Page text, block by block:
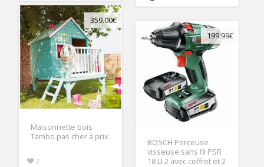
359.00€
Maisonnette bois
Tambo pas cher à prix
2
199.99€
BOSCH Perceuse
visseuse sans fil PSR
18 LI 2 avec coffret et 2